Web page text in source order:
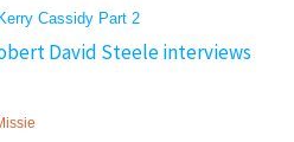
Cassidy Part 2
David Steele interviews